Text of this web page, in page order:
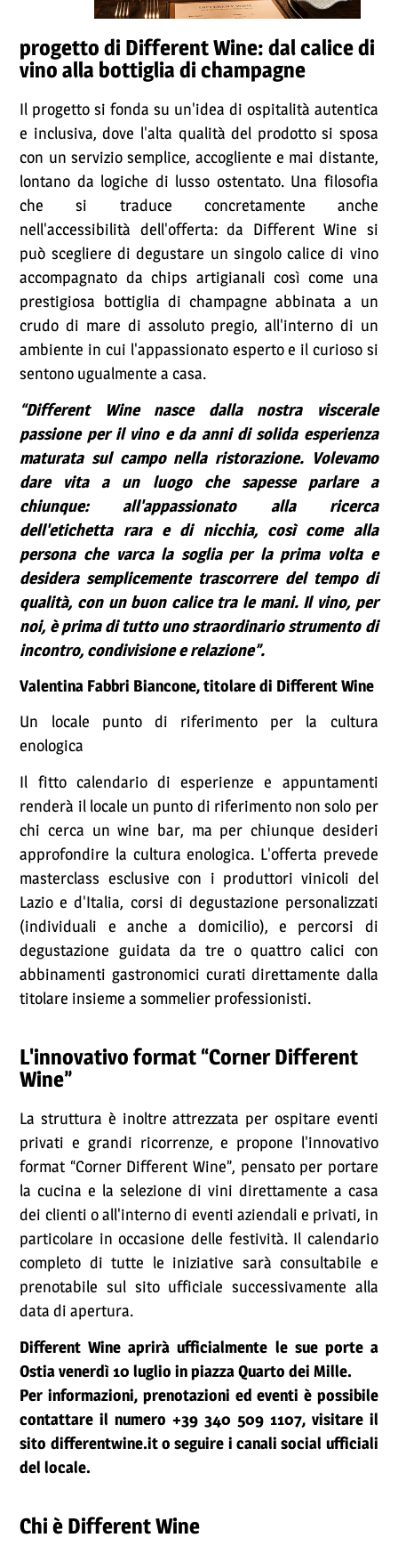
progetto di Different Wine: dal calice di
vino alla bottiglia di champagne
Il progetto si fonda su un'idea di ospitalità autentica
e inclusiva, dove l'alta qualità del prodotto si sposa
con un servizio semplice, accogliente e mai distante,
lontano da logiche di lusso ostentato. Una filosofia
che si traduce concretamente anche
nell'accessibilità dell'offerta: da Different Wine si
può scegliere di degustare un singolo calice di vino
accompagnato da chips artigianali così come una
prestigiosa bottiglia di champagne abbinata a un
crudo di mare di assoluto pregio, all'interno di un
ambiente in cui l'appassionato esperto e il curioso si
sentono ugualmente a casa.
“Different Wine nasce dalla nostra viscerale
passione per il vino e da anni di solida esperienza
maturata sul campo nella ristorazione. Volevamo
dare vita a un luogo che sapesse parlare a
chiunque: all'appassionato alla ricerca
dell'etichetta rara e di nicchia, così come alla
persona che varca la soglia per la prima volta e
desidera semplicemente trascorrere del tempo di
qualità, con un buon calice tra le mani. Il vino, per
noi, è prima di tutto uno straordinario strumento di
incontro, condivisione e relazione”.
Valentina Fabbri Biancone, titolare di Different Wine
Un locale punto di riferimento per la cultura
enologica
Il fitto calendario di esperienze e appuntamenti
renderà il locale un punto di riferimento non solo per
chi cerca un wine bar, ma per chiunque desideri
approfondire la cultura enologica. L'offerta prevede
masterclass esclusive con i produttori vinicoli del
Lazio e d'Italia, corsi di degustazione personalizzati
(individuali e anche a domicilio), e percorsi di
degustazione guidata da tre o quattro calici con
abbinamenti gastronomici curati direttamente dalla
titolare insieme a sommelier professionisti.
L'innovativo format “Corner Different
Wine”
La struttura è inoltre attrezzata per ospitare eventi
privati e grandi ricorrenze, e propone l'innovativo
format “Corner Different Wine”, pensato per portare
la cucina e la selezione di vini direttamente a casa
dei clienti o all'interno di eventi aziendali e privati, in
particolare in occasione delle festività. Il calendario
completo di tutte le iniziative sarà consultabile e
prenotabile sul sito ufficiale successivamente alla
data di apertura.
Different Wine aprirà ufficialmente le sue porte a
Ostia venerdì 10 luglio in piazza Quarto dei Mille.
Per informazioni, prenotazioni ed eventi è possibile
contattare il numero +39 340 509 1107, visitare il
sito differentwine.it o seguire i canali social ufficiali
del locale.
Chi è Different Wine